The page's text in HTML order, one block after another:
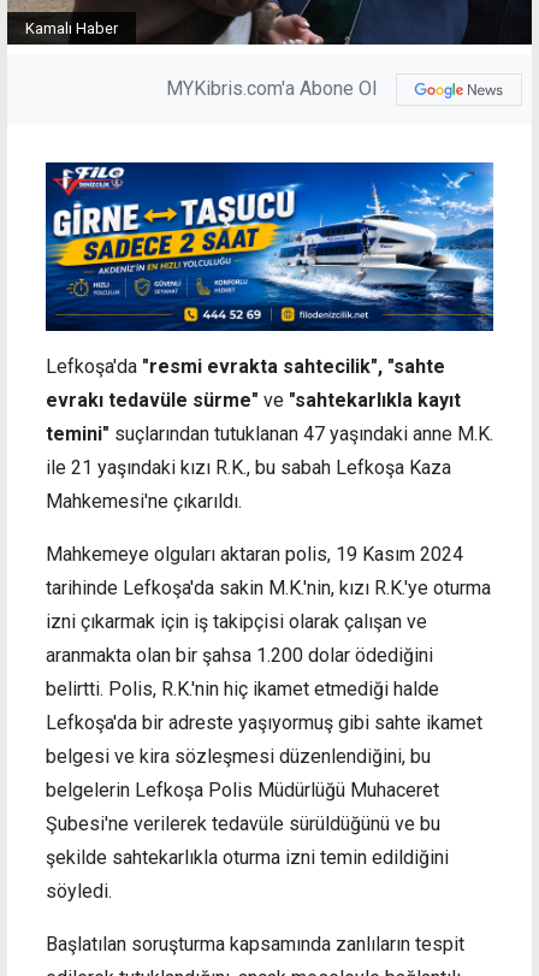
Kamalı Haber
MYKibris.com'a Abone Ol
Lefkoşa'da "resmi evrakta sahtecilik", "sahte
evrakı tedavüle sürme" ve "sahtekarlıkla kayıt
temini" suçlarından tutuklanan 47 yaşındaki anne M.K.
ile 21 yaşındaki kızı R.K., bu sabah Lefkoşa Kaza
Mahkemesi'ne çıkarıldı.
Mahkemeye olguları aktaran polis, 19 Kasım 2024
tarihinde Lefkoşa'da sakin M.K.'nin, kızı R.K.'ye oturma
izni çıkarmak için iş takipçisi olarak çalışan ve
aranmakta olan bir şahsa 1.200 dolar ödediğini
belirtti. Polis, R.K.'nin hiç ikamet etmediği halde
Lefkoşa'da bir adreste yaşıyormuş gibi sahte ikamet
belgesi ve kira sözleşmesi düzenlendiğini, bu
belgelerin Lefkoşa Polis Müdürlüğü Muhaceret
Şubesi'ne verilerek tedavüle sürüldüğünü ve bu
şekilde sahtekarlıkla oturma izni temin edildiğini
söyledi.
Başlatılan soruşturma kapsamında zanlıların tespit